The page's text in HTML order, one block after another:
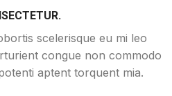
scelerisque eu mi leo
congue non commodo
aptent torquent mia.